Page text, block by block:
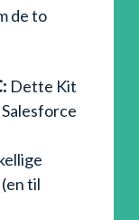
de to
Dette Kit
til